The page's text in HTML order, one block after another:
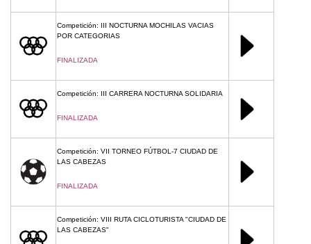
Competición: III NOCTURNA MOCHILAS VACIAS
POR CATEGORIAS
FINALIZADA
Competición: III CARRERA NOCTURNA SOLIDARIA
FINALIZADA
Competición: VII TORNEO FÚTBOL-7 CIUDAD DE
LAS CABEZAS
FINALIZADA
Competición: VIII RUTA CICLOTURISTA "CIUDAD DE
LAS CABEZAS"